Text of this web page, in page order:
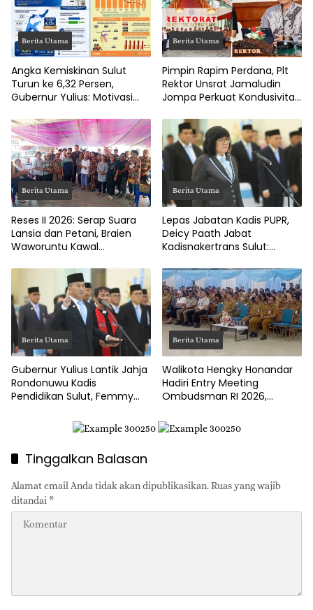
Berita Utama
Angka Kemiskinan Sulut
Turun ke 6,32 Persen,
Gubernur Yulius: Motivasi
Berita Utama
Pimpin Rapim Perdana, Plt
Rektor Unsrat Jamaludin
Jompa Perkuat Kondusivitas
Berita Utama
Reses II 2026: Serap Suara
Lansia dan Petani, Braien
Waworuntu Kawal
Berita Utama
Lepas Jabatan Kadis PUPR,
Deicy Paath Jabat
Kadisnakertrans Sulut:
Benahi BLK!
Berita Utama
Gubernur Yulius Lantik Jahja
Rondonuwu Kadis
Pendidikan Sulut, Femmy
Berita Utama
Walikota Hengky Honandar
Hadiri Entry Meeting
Ombudsman RI 2026,
Layanan Publik Bitung Prima
Tinggalkan Balasan
Alamat email Anda tidak akan dipublikasikan.Ruas yang wajib
ditandai *